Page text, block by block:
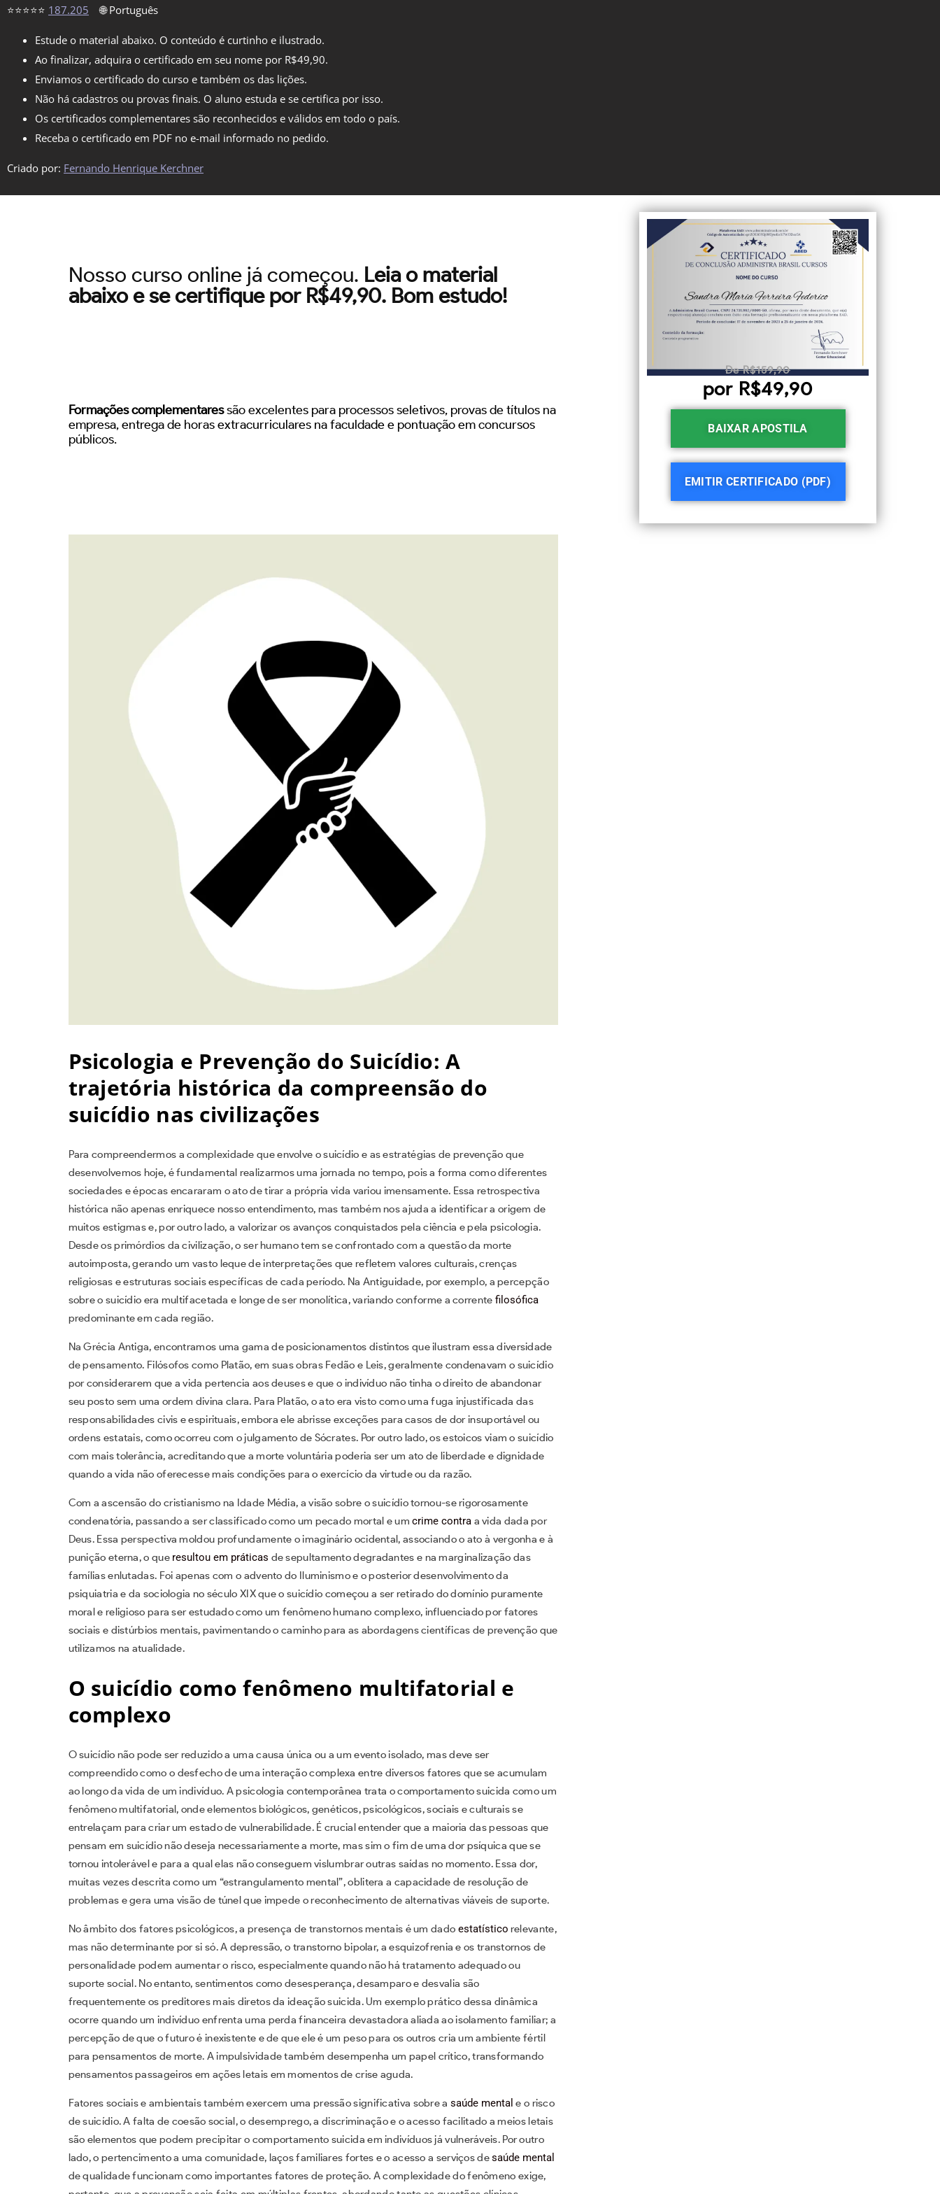
⭐⭐⭐⭐⭐ 187.205 🌐 Português
Estude o material abaixo. O conteúdo é curtinho e ilustrado.
Ao finalizar, adquira o certificado em seu nome por R$49,90.
Enviamos o certificado do curso e também os das lições.
Não há cadastros ou provas finais. O aluno estuda e se certifica por isso.
Os certificados complementares são reconhecidos e válidos em todo o país.
Receba o certificado em PDF no e-mail informado no pedido.
Criado por: Fernando Henrique Kerchner
Nosso curso online já começou. Leia o material
abaixo e se certifique por R$49,90. Bom estudo!
Formações complementaressão excelentes para processos seletivos, provas de títulos na
empresa, entrega de horas extracurriculares na faculdade e pontuação em concursos
públicos.
Psicologia e Prevenção do Suicídio: A
trajetória histórica da compreensão do
suicídio nas civilizações
Para compreendermos a complexidade que envolve o suicídio e as estratégias de prevenção que
desenvolvemos hoje, é fundamental realizarmos uma jornada no tempo, pois a forma como diferentes
sociedades e épocas encararam o ato de tirar a própria vida variou imensamente. Essa retrospectiva
histórica não apenas enriquece nosso entendimento, mas também nos ajuda a identificar a origem de
muitos estigmas e, por outro lado, a valorizar os avanços conquistados pela ciência e pela psicologia.
Desde os primórdios da civilização, o ser humano tem se confrontado com a questão da morte
autoimposta, gerando um vasto leque de interpretações que refletem valores culturais, crenças
religiosas e estruturas sociais específicas de cada período. Na Antiguidade, por exemplo, a percepção
sobre o suicídio era multifacetada e longe de ser monolítica, variando conforme a corrente filosófica
predominante em cada região.
Na Grécia Antiga, encontramos uma gama de posicionamentos distintos que ilustram essa diversidade
de pensamento. Filósofos como Platão, em suas obras Fedão e Leis, geralmente condenavam o suicídio
por considerarem que a vida pertencia aos deuses e que o indivíduo não tinha o direito de abandonar
seu posto sem uma ordem divina clara. Para Platão, o ato era visto como uma fuga injustificada das
responsabilidades civis e espirituais, embora ele abrisse exceções para casos de dor insuportável ou
ordens estatais, como ocorreu com o julgamento de Sócrates. Por outro lado, os estoicos viam o suicídio
com mais tolerância, acreditando que a morte voluntária poderia ser um ato de liberdade e dignidade
quando a vida não oferecesse mais condições para o exercício da virtude ou da razão.
Com a ascensão do cristianismo na Idade Média, a visão sobre o suicídio tornou-se rigorosamente
condenatória, passando a ser classificado como um pecado mortal e umcrime contra a vida dada por
Deus. Essa perspectiva moldou profundamente o imaginário ocidental, associando o ato à vergonha e à
punição eterna, o que resultou em práticas de sepultamento degradantes e na marginalização das
famílias enlutadas. Foi apenas com o advento do Iluminismo e o posterior desenvolvimento da
psiquiatria e da sociologia no século XIX que o suicídio começou a ser retirado do domínio puramente
moral e religioso para ser estudado como um fenômeno humano complexo, influenciado por fatores
sociais e distúrbios mentais, pavimentando o caminho para as abordagens científicas de prevenção que
utilizamos na atualidade.
O suicídio como fenômeno multifatorial e
complexo
O suicídio não pode ser reduzido a uma causa única ou a um evento isolado, mas deve ser
compreendido como o desfecho de uma interação complexa entre diversos fatores que se acumulam
ao longo da vida de um indivíduo. A psicologia contemporânea trata o comportamento suicida como um
fenômeno multifatorial, onde elementos biológicos, genéticos, psicológicos, sociais e culturais se
entrelaçam para criar um estado de vulnerabilidade. É crucial entender que a maioria das pessoas que
pensam em suicídio não deseja necessariamente a morte, mas sim o fim de uma dor psíquica que se
tornou intolerável e para a qual elas não conseguem vislumbrar outras saídas no momento. Essa dor,
muitas vezes descrita como um “estrangulamento mental”, oblitera a capacidade de resolução de
problemas e gera uma visão de túnel que impede o reconhecimento de alternativas viáveis de suporte.
No âmbito dos fatores psicológicos, a presença de transtornos mentais é um dado estatístico relevante,
mas não determinante por si só. A depressão, o transtorno bipolar, a esquizofrenia e os transtornos de
personalidade podem aumentar o risco, especialmente quando não há tratamento adequado ou
suporte social. No entanto, sentimentos como desesperança, desamparo e desvalia são
frequentemente os preditores mais diretos da ideação suicida. Um exemplo prático dessa dinâmica
ocorre quando um indivíduo enfrenta uma perda financeira devastadora aliada ao isolamento familiar; a
percepção de que o futuro é inexistente e de que ele é um peso para os outros cria um ambiente fértil
para pensamentos de morte. A impulsividade também desempenha um papel crítico, transformando
pensamentos passageiros em ações letais em momentos de crise aguda.
Fatores sociais e ambientais também exercem uma pressão significativa sobre a saúde mental e o risco
de suicídio. A falta de coesão social, o desemprego, a discriminação e o acesso facilitado a meios letais
são elementos que podem precipitar o comportamento suicida em indivíduos já vulneráveis. Por outro
lado, o pertencimento a uma comunidade, laços familiares fortes e o acesso a serviços desaúde mental
de qualidade funcionam como importantes fatores de proteção. A complexidade do fenômeno exige,
De R$159,90
por R$49,90
BAIXAR APOSTILA
EMITIR CERTIFICADO (PDF)